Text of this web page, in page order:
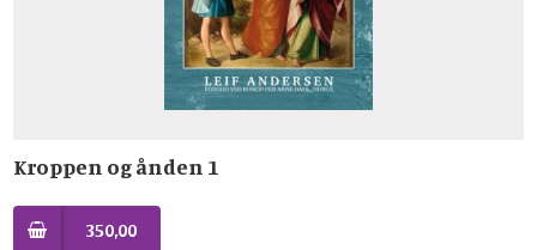
Kroppen og ånden 1
350,00